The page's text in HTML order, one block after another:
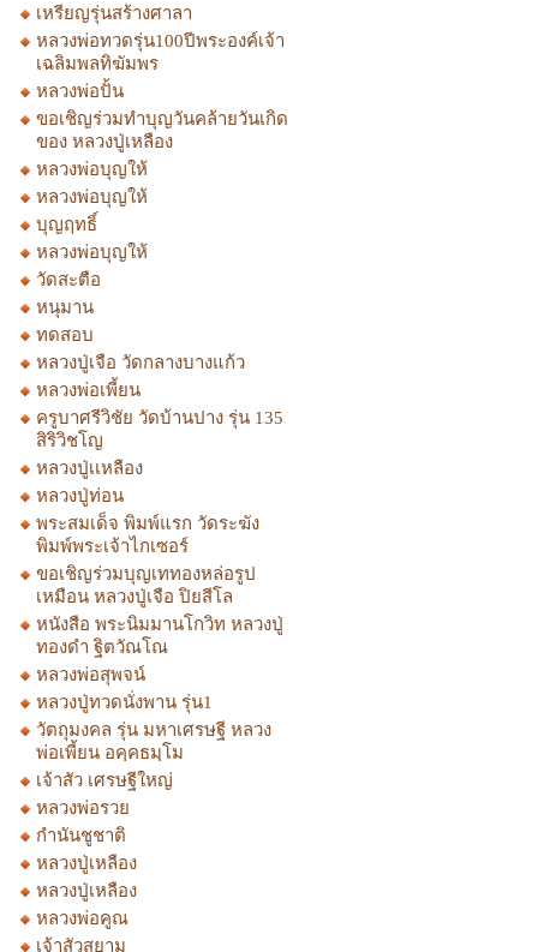
เหรียญรุ่นสร้างศาลา
หลวงพ่อทวดรุ่น100ปีพระองค์เจ้า
เฉลิมพลทิฆัมพร
หลวงพ่อปั้น
ขอเชิญร่วมทำบุญวันคล้ายวันเกิด
ของ หลวงปู่เหลือง
หลวงพ่อบุญให้
หลวงพ่อบุญให้
บุญฤทธิ์
หลวงพ่อบุญให้
วัดสะตือ
หนุมาน
ทดสอบ
หลวงปู่เจือ วัดกลางบางแก้ว
หลวงพ่อเพี้ยน
ครูบาศรีวิชัย วัดบ้านปาง รุ่น 135
สิริวิชโญ
หลวงปู่เเหลือง
หลวงปู่ท่อน
พระสมเด็จ พิมพ์แรก วัดระฆัง
พิมพ์พระเจ้าไกเซอร์
ขอเชิญร่วมบุญเททองหล่อรูป
เหมือน หลวงปู่เจือ ปิยสีโล
หนังสือ พระนิมมานโกวิท หลวงปู่
ทองดำ ฐิตวัณโณ
หลวงพ่อสุพจน์
หลวงปู่ทวดนั่งพาน รุ่น1
วัตถุมงคล รุ่น มหาเศรษฐี หลวง
พ่อเพี้ยน อคฺคธมฺโม
เจ้าสัว เศรษฐีใหญ่
หลวงพ่อรวย
กำนันชูชาติ
หลวงปู่เหลือง
หลวงปู่เหลือง
หลวงพ่อคูณ
เจ้าสัวสยาม